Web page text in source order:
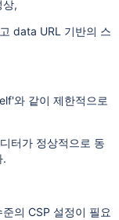
상,
data URL 기반의 스
와 같이 제한적으로
터가 정상적으로 동
.
의 CSP 설정이 필요